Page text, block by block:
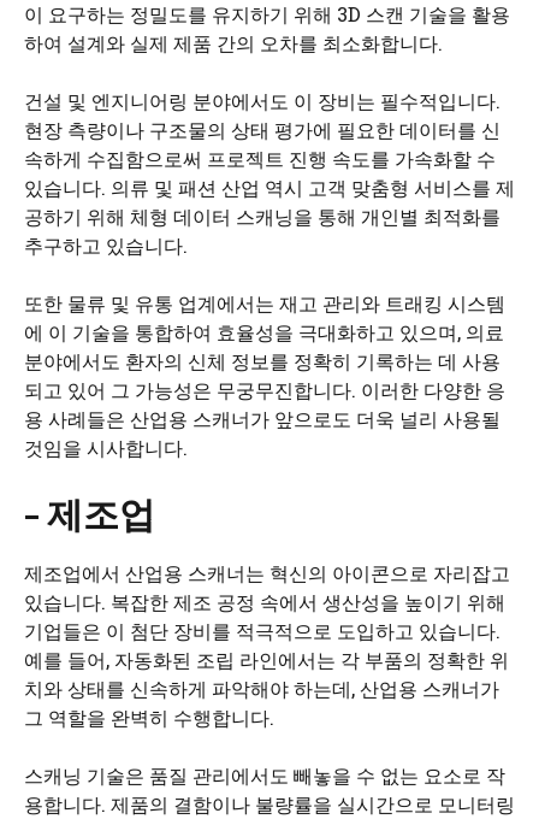
이 요구하는 정밀도를 유지하기 위해 3D 스캔 기술을 활용
하여 설계와 실제 제품 간의 오차를 최소화합니다.
건설 및 엔지니어링 분야에서도 이 장비는 필수적입니다.
현장 측량이나 구조물의 상태 평가에 필요한 데이터를 신
속하게 수집함으로써 프로젝트 진행 속도를 가속화할 수
있습니다. 의류 및 패션 산업 역시 고객 맞춤형 서비스를 제
공하기 위해 체형 데이터 스캐닝을 통해 개인별 최적화를
추구하고 있습니다.
또한 물류 및 유통 업계에서는 재고 관리와 트래킹 시스템
에 이 기술을 통합하여 효율성을 극대화하고 있으며, 의료
분야에서도 환자의 신체 정보를 정확히 기록하는 데 사용
되고 있어 그 가능성은 무궁무진합니다. 이러한 다양한 응
용 사례들은 산업용 스캐너가 앞으로도 더욱 널리 사용될
것임을 시사합니다.
– 제조업
제조업에서 산업용 스캐너는 혁신의 아이콘으로 자리잡고
있습니다. 복잡한 제조 공정 속에서 생산성을 높이기 위해
기업들은 이 첨단 장비를 적극적으로 도입하고 있습니다.
예를 들어, 자동화된 조립 라인에서는 각 부품의 정확한 위
치와 상태를 신속하게 파악해야 하는데, 산업용 스캐너가
그 역할을 완벽히 수행합니다.
스캐닝 기술은 품질 관리에서도 빼놓을 수 없는 요소로 작
용합니다. 제품의 결함이나 불량률을 실시간으로 모니터링